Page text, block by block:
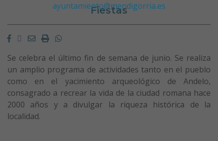
ayuntamiento@mendigorria.es
Fiestas
Facebook
Twitter
EmailImprimirWhatsapp
Se celebra el último fin de semana de junio. Se realiza
un amplio programa de actividades tanto en el pueblo
como en el yacimiento arqueológico de Andelo,
consagrado a recrear la vida de la ciudad romana hace
2000 años y a divulgar la riqueza histórica de la
localidad.